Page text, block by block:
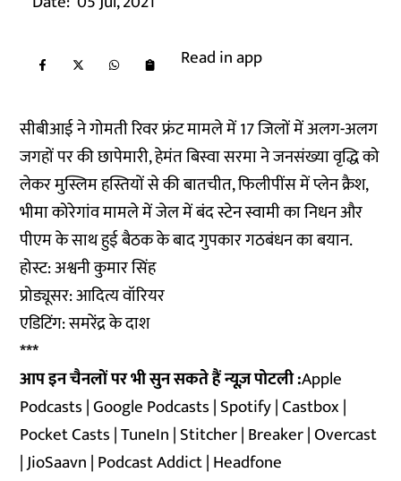
Read in app
सीबीआई ने गोमती रिवर फ्रंट मामले में 17 जिलों में अलग-अलग
जगहों पर की छापेमारी, हेमंत बिस्वा सरमा ने जनसंख्या वृद्धि को
लेकर मुस्लिम हस्तियों से की बातचीत, फिलीपींस में प्लेन क्रैश,
भीमा कोरेगांव मामले में जेल में बंद स्टेन स्वामी का निधन और
पीएम के साथ हुई बैठक के बाद गुपकार गठबंधन का बयान.
होस्ट: अश्वनी कुमार सिंह
प्रोड्यूसर: आदित्य वॉरियर
एडिटिंग: समरेंद्र के दाश
***
आप इन चैनलों पर भी सुन सकते हैं न्यूज़ पोटली :Apple
Podcasts|Google Podcasts|Spotify|Castbox|
Pocket Casts|TuneIn|Stitcher|Breaker|Overcast
|JioSaavn|Podcast Addict|Headfone